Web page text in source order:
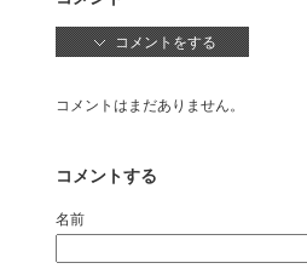
コメントをする
コメントはまだありません。
コメントする
名前